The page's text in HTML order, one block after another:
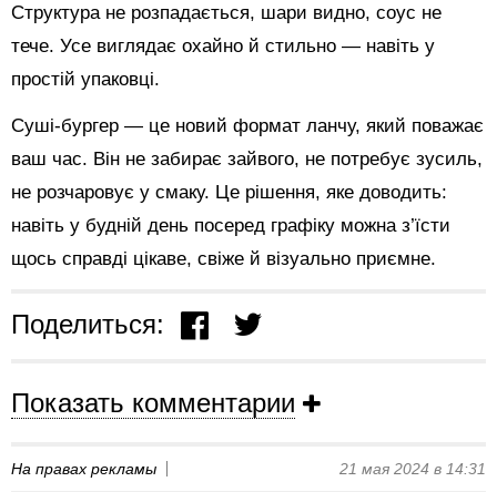
Структура не розпадається, шари видно, соус не
тече. Усе виглядає охайно й стильно — навіть у
простій упаковці.
Суші-бургер — це новий формат ланчу, який поважає
ваш час. Він не забирає зайвого, не потребує зусиль,
не розчаровує у смаку. Це рішення, яке доводить:
навіть у будній день посеред графіку можна з’їсти
щось справді цікаве, свіже й візуально приємне.
Поделиться:
Показать комментарии
На правах рекламы 21 мая 2024 в 14:31